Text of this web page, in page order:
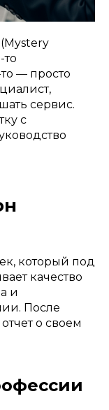
— просто
сервис.
с
который под
качество
и
После
о своем